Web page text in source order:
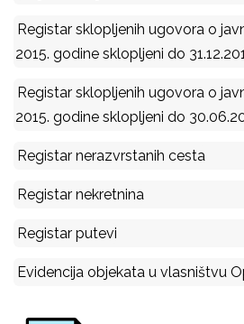
Registar sklopljenih ugovora o
2015. godine sklopljeni do
Registar sklopljenih ugovora o
2015. godine sklopljeni do
Registar nerazvrstanih cesta
Registar nekretnina
Registar putevi
Evidencija objekata u vlasništvu